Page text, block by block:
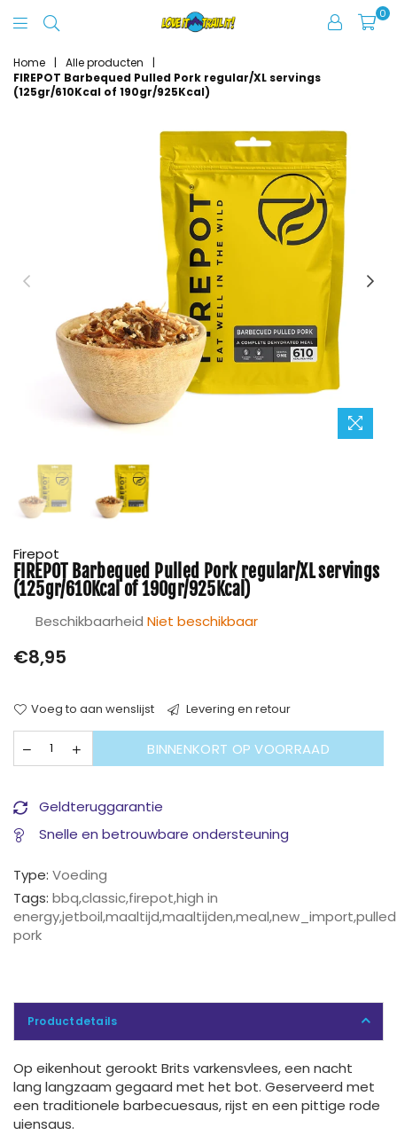
It
Trail
0
Home | Alle producten
|
FIREPOT Barbequed Pulled Pork regular/XL servings
(125gr/610Kcal of 190gr/925Kcal)
Firepot
FIREPOT Barbequed Pulled Pork regular/XL servings
(125gr/610Kcal of 190gr/925Kcal)
Beschikbaarheid Niet beschikbaar
Prijs
€8,95
Voeg to aan wenslijst Levering en retour
BINNENKORT OP VOORRAAD
Geldteruggarantie
Snelle en betrouwbare ondersteuning
Type: Voeding
Tags: bbq,classic,firepot,high in
energy,jetboil,maaltijd,maaltijden,meal,new_import,pulled
pork
Productdetails
Op eikenhout gerookt Brits varkensvlees, een nacht
lang langzaam gegaard met het bot. Geserveerd met
een traditionele barbecuesaus, rijst en een pittige rode
uiensaus.